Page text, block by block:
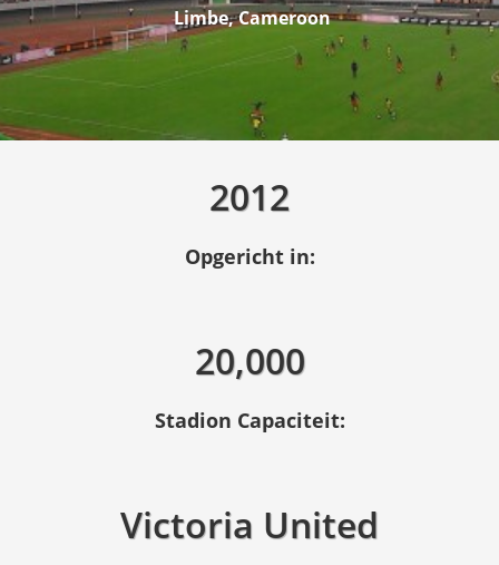
Limbe, Cameroon
2012
Opgericht in:
20,000
Stadion Capaciteit:
Victoria United